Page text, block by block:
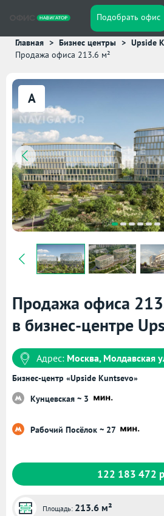
Подобрать офис
Главная Бизнес центры
Upside
Продажа офиса 213.6 м²
A
Продажа офиса
в бизнес-центре
Адрес: Москва, Молдавская
Бизнес-центр «Upside Kuntsevo»
Кунцевская ~ 3
Рабочий Посёлок ~ 27
122 183 472
Площадь: 213.6 м²